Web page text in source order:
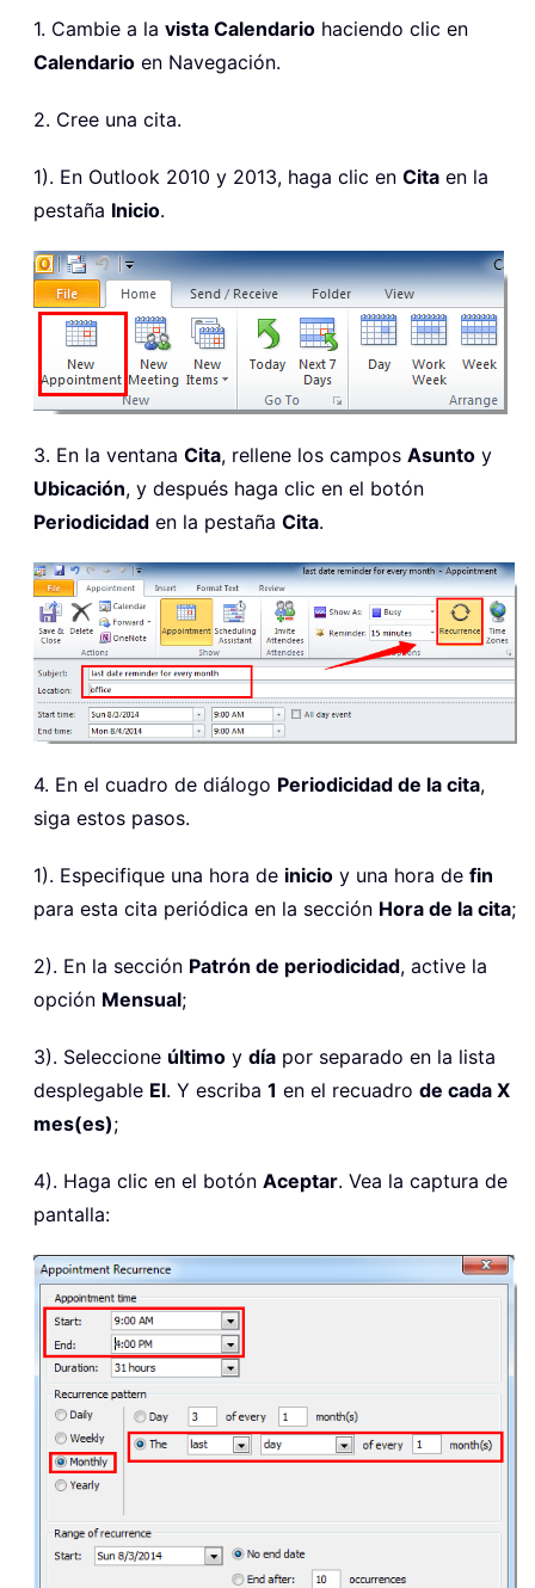
1. Cambie a la vista Calendario haciendo clic en
Calendario en Navegación.
2. Cree una cita.
1). En Outlook 2010 y 2013, haga clic en Cita en la
pestaña Inicio.
3. En la ventana Cita, rellene los campos Asunto y
Ubicación, y después haga clic en el botón
Periodicidad en la pestaña Cita.
4. En el cuadro de diálogo Periodicidad de la cita,
siga estos pasos.
1). Especifique una hora de inicio y una hora de fin
para esta cita periódica en la sección Hora de la cita;
2). En la sección Patrón de periodicidad, active la
opción Mensual;
3). Seleccione último y día por separado en la lista
desplegable El. Y escriba 1 en el recuadro de cada X
mes(es);
4). Haga clic en el botón Aceptar. Vea la captura de
pantalla: